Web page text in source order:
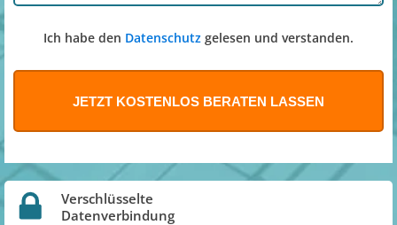
Ich habe den Datenschutz gelesen und verstanden.
Verschlüsselte
Datenverbindung